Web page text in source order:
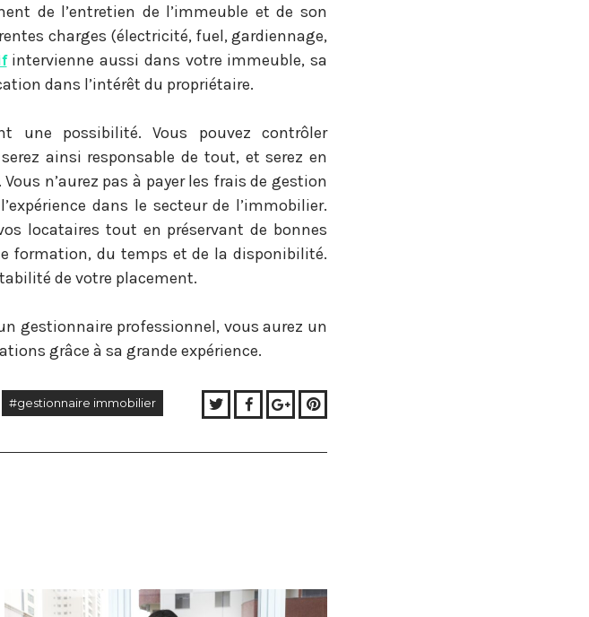
de l’entretien de l’immeuble et de son
charges (électricité, fuel, gardiennage,
intervienne aussi dans votre immeuble, sa
dans l’intérêt du propriétaire.
une possibilité. Vous pouvez contrôler
ainsi responsable de tout, et serez en
n’aurez pas à payer les frais de gestion
dans le secteur de l’immobilier.
locataires tout en préservant de bonnes
formation, du temps et de la disponibilité.
de votre placement.
gestionnaire professionnel, vous aurez un
grâce à sa grande expérience.
#gestionnaire immobilier TwitterFacebook
Google+Pinterest